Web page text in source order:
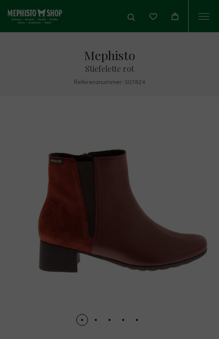
Mephisto
Stiefelette rot
Referenznummer: 507824